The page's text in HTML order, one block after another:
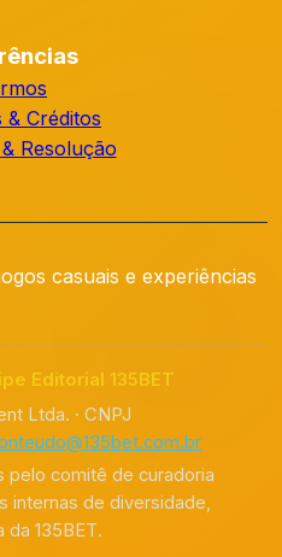
& Créditos
Resolução
casuais e experiências
Editorial 135BET
Ltda. · CNPJ
pelo comitê de curadoria
internas de diversidade,
135BET.